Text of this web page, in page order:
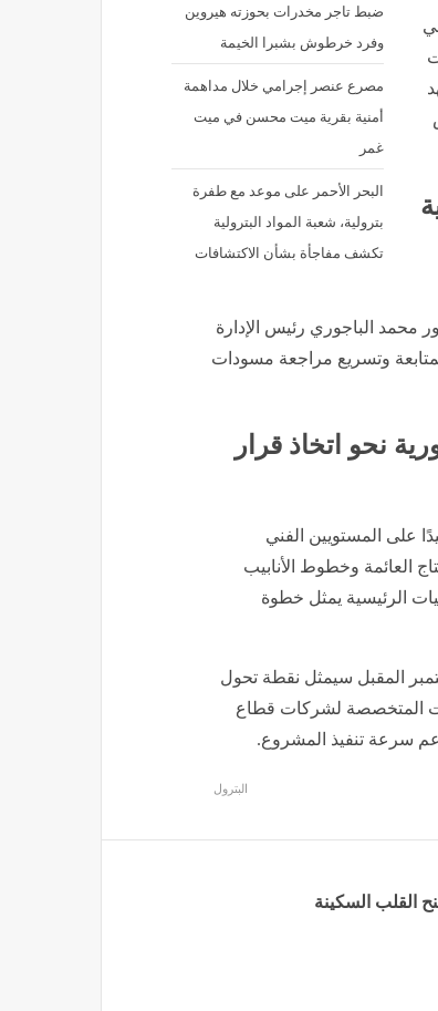
ضبط تاجر مخدرات بحوزته هيروين
وفرد خرطوش بشبرا الخيمة
مصرع عنصر إجرامي خلال مداهمة
أمنية بقرية ميت محسن في ميت
غمر
البحر الأحمر على موعد مع طفرة
بترولية، شعبة المواد البترولية
تكشف مفاجأة بشأن الاكتشافات
محمد الباجوري رئيس الإدارة
وتسريع مراجعة مسودات
نحو اتخاذ قرار
على المستويين الفني
العائمة وخطوط الأنابيب
الرئيسية يمثل خطوة
المقبل سيمثل نقطة تحول
المتخصصة لشركات قطاع
سرعة تنفيذ المشروع.
البترول
القلب السكينة